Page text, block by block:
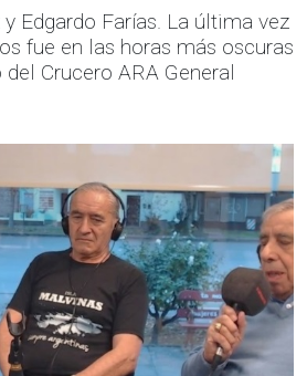
Edgardo Farías. La última vez
fue en las horas más oscuras
Crucero ARA General